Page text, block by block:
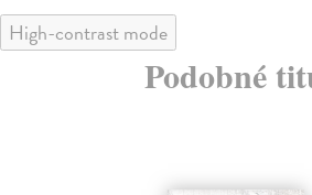
High-contrast mode
Podobné